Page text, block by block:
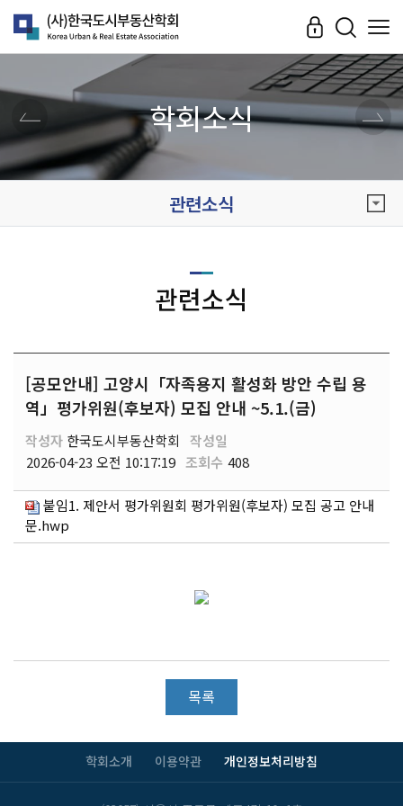
학회소식
관련소식
관련소식
[공모안내] 고양시「자족용지 활성화 방안 수립 용
역」평가위원(후보자) 모집 안내 ~5.1.(금)
작성자 한국도시부동산학회
작성일
2026-04-23 오전 10:17:19 조회수 408
붙임1. 제안서 평가위원회 평가위원(후보자) 모집 공고 안내
문.hwp
목록
학회소개 이용약관 개인정보처리방침